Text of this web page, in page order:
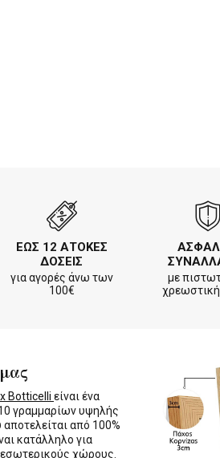
ΕΩΣ 12 ΑΤΟΚΕΣ
ΔΟΣΕΙΣ
για αγορές άνω των
100€
με
Botticelli είναι ένα
γραμμαρίων υψηλής
από 100%
κατάλληλο για
χώρους.